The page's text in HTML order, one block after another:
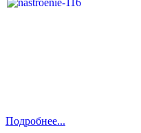
Подробнее...